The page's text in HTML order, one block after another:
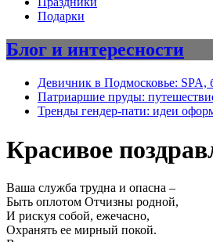
Подарки
Блог и интересности
Девичник в Подмосковье: SPA,
Патриаршие пруды:
Тренды гендер-пати: идеи
Красивое
Ваша служба трудна и опасна –
Быть оплотом Отчизны родной,
И рискуя собой, ежечасно,
Охранять ее мирный покой.